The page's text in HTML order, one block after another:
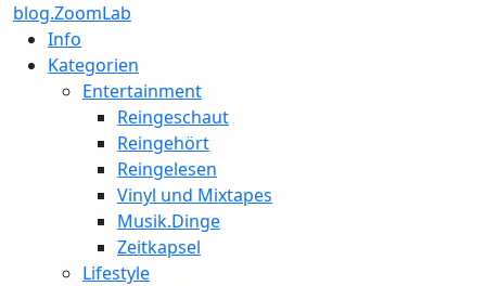
blog.ZoomLab
Info
Kategorien
Entertainment
Reingeschaut
Reingehört
Reingelesen
Vinyl und Mixtapes
Musik.Dinge
Zeitkapsel
Lifestyle